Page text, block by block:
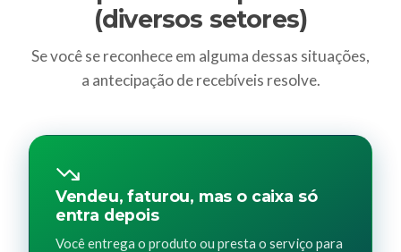
(diversos setores)
Se você se reconhece em alguma dessas situações,
a antecipação de recebíveis resolve.
Vendeu, faturou, mas o caixa só
entra depois
Você entrega o produto ou presta o serviço para